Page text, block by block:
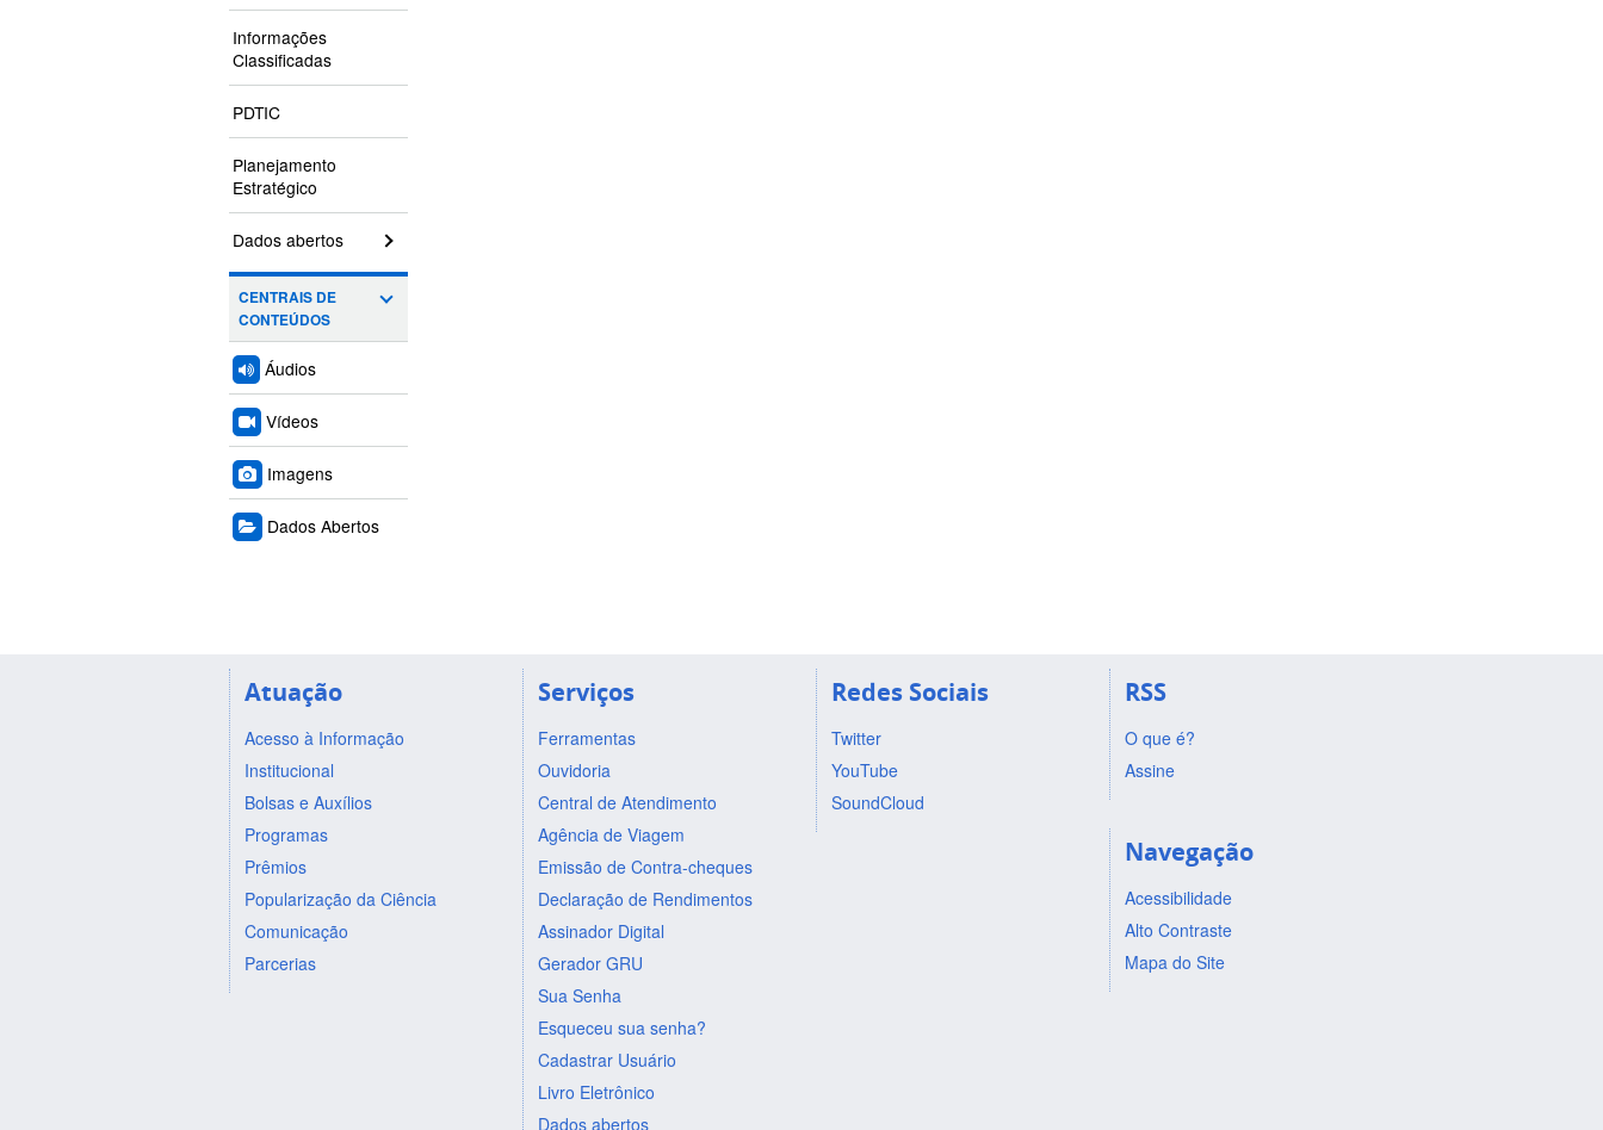
Informações
Classificadas
PDTIC
Planejamento
Estratégico
Dados abertos
CENTRAIS DE
CONTEÚDOS
Áudios
Vídeos
Imagens
Dados Abertos
Atuação
Acesso à Informação
Institucional
Bolsas e Auxílios
Programas
Prêmios
Popularização da Ciência
Comunicação
Parcerias
Serviços
Ferramentas
Ouvidoria
Central de Atendimento
Agência de Viagem
Emissão de Contra-cheques
Declaração de Rendimentos
Assinador Digital
Gerador GRU
Sua Senha
Esqueceu sua senha?
Cadastrar Usuário
Livro Eletrônico
Dados abertos
Redes Sociais
Twitter
YouTube
SoundCloud
RSS
O que é?
Assine
Navegação
Acessibilidade
Alto Contraste
Mapa do Site